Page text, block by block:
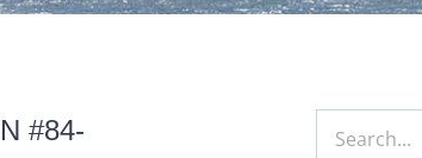
#84-
Search